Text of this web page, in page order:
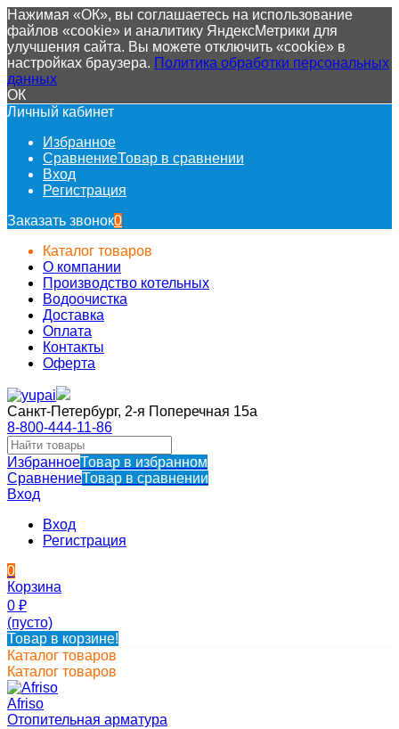
Нажимая «ОК», вы соглашаетесь на использование
файлов «cookie» и аналитику ЯндексМетрики для
улучшения сайта. Вы можете отключить «cookie» в
настройках браузера. Политика обработки персональных
данных
ОК
Личный кабинет
Избранное
СравнениеТовар в сравнении
Вход
Регистрация
Заказать звонок0
Каталог товаров
О компании
Производство котельных
Водоочистка
Доставка
Оплата
Контакты
Оферта
Санкт-Петербург, 2-я Поперечная 15а
8-800-444-11-86
ИзбранноеТовар в избранном
СравнениеТовар в сравнении
Вход
Вход
Регистрация
0
Корзина
0 ₽
(пусто)
Товар в корзине!
Каталог товаров
Каталог товаров
Afriso
Отопительная арматура